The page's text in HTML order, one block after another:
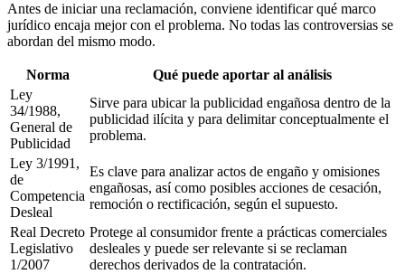
Antes de iniciar una reclamación, conviene identificar qué marco
jurídico encaja mejor con el problema. No todas las controversias se
abordan del mismo modo.
Norma
Qué puede aportar al análisis
Ley
34/1988,
General de
Publicidad
Sirve para ubicar la publicidad engañosa dentro de la
publicidad ilícita y para delimitar conceptualmente el
problema.
Ley 3/1991,
de
Competencia
Desleal
Es clave para analizar actos de engaño y omisiones
engañosas, así como posibles acciones de cesación,
remoción o rectificación, según el supuesto.
Real Decreto
Legislativo
1/2007
Protege al consumidor frente a prácticas comerciales
desleales y puede ser relevante si se reclaman
derechos derivados de la contratación.